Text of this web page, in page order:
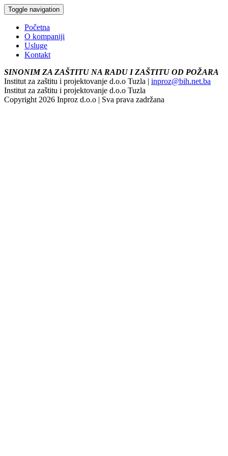
Toggle navigation
Početna
O kompaniji
Usluge
Kontakt
SINONIM ZA ZAŠTITU NA RADU I ZAŠTITU OD POŽARA
Institut za zaštitu i projektovanje d.o.o Tuzla | inproz@bih.net.ba
Institut za zaštitu i projektovanje d.o.o Tuzla
Copyright 2026 Inproz d.o.o | Sva prava zadržana